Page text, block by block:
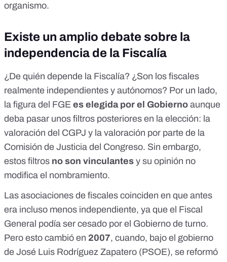
organismo.
Existe un amplio debate sobre la
independencia de la Fiscalía
¿De quién depende la Fiscalía? ¿Son los fiscales
realmente independientes y autónomos? Por un lado,
la figura del FGE es elegida por el Gobierno aunque
deba pasar unos filtros posteriores en la elección: la
valoración del CGPJ y la valoración por parte de la
Comisión de Justicia del Congreso. Sin embargo,
estos filtros no son vinculantes y su opinión no
modifica el nombramiento.
Las asociaciones de fiscales coinciden en que antes
era incluso menos independiente, ya que el Fiscal
General podía ser cesado por el Gobierno de turno.
Pero esto cambió en 2007, cuando, bajo el gobierno
de José Luis Rodríguez Zapatero (PSOE), se reformó